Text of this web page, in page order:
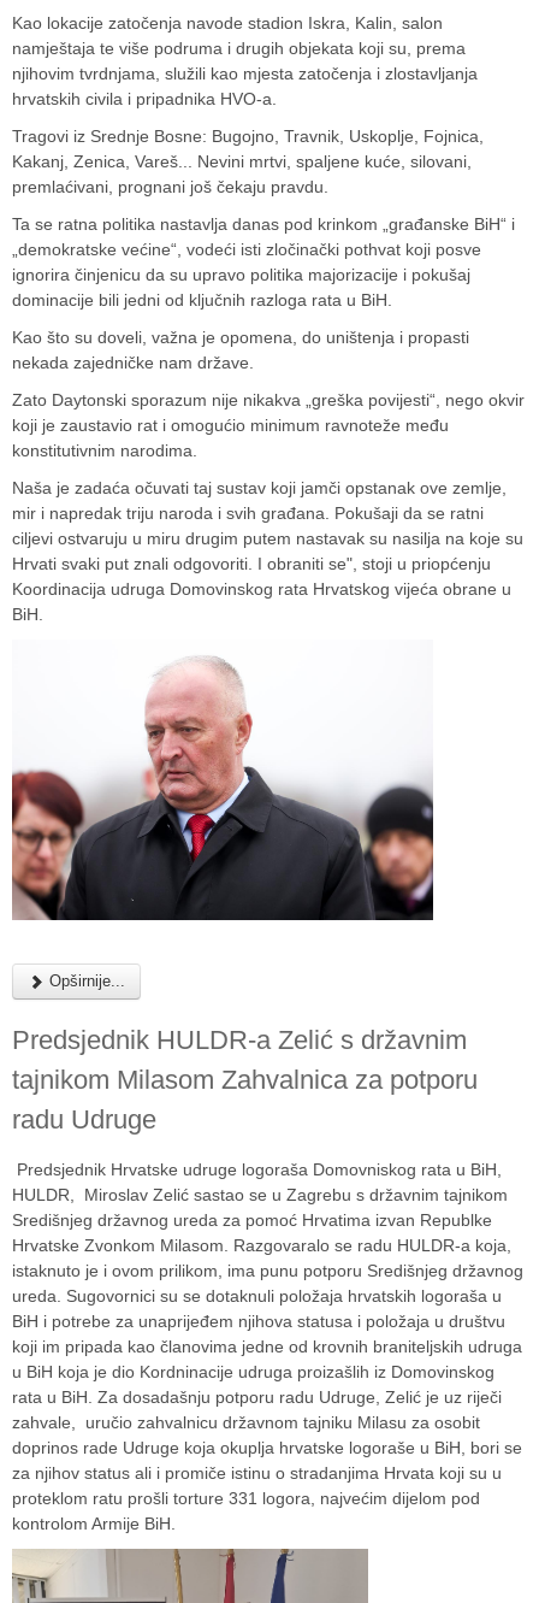
Kao lokacije zatočenja navode stadion Iskra, Kalin, salon
namještaja te više podruma i drugih objekata koji su, prema
njihovim tvrdnjama, služili kao mjesta zatočenja i zlostavljanja
hrvatskih civila i pripadnika HVO-a.
Tragovi iz Srednje Bosne: Bugojno, Travnik, Uskoplje, Fojnica,
Kakanj, Zenica, Vareš... Nevini mrtvi, spaljene kuće, silovani,
premlaćivani, prognani još čekaju pravdu.
Ta se ratna politika nastavlja danas pod krinkom „građanske BiH“ i
„demokratske većine“, vodeći isti zločinački pothvat koji posve
ignorira činjenicu da su upravo politika majorizacije i pokušaj
dominacije bili jedni od ključnih razloga rata u BiH.
Kao što su doveli, važna je opomena, do uništenja i propasti
nekada zajedničke nam države.
Zato Daytonski sporazum nije nikakva „greška povijesti“, nego okvir
koji je zaustavio rat i omogućio minimum ravnoteže među
konstitutivnim narodima.
Naša je zadaća očuvati taj sustav koji jamči opstanak ove zemlje,
mir i napredak triju naroda i svih građana. Pokušaji da se ratni
ciljevi ostvaruju u miru drugim putem nastavak su nasilja na koje su
Hrvati svaki put znali odgovoriti. I obraniti se", stoji u priopćenju
Koordinacija udruga Domovinskog rata Hrvatskog vijeća obrane u
BiH.
Opširnije...
Predsjednik HULDR-a Zelić s državnim
tajnikom Milasom Zahvalnica za potporu
radu Udruge
Predsjednik Hrvatske udruge logoraša Domovniskog rata u BiH,
HULDR, Miroslav Zelić sastao se u Zagrebu s državnim tajnikom
Središnjeg državnog ureda za pomoć Hrvatima izvan Republke
Hrvatske Zvonkom Milasom. Razgovaralo se radu HULDR-a koja,
istaknuto je i ovom prilikom, ima punu potporu Središnjeg državnog
ureda. Sugovornici su se dotaknuli položaja hrvatskih logoraša u
BiH i potrebe za unaprijeđem njihova statusa i položaja u društvu
koji im pripada kao članovima jedne od krovnih braniteljskih udruga
u BiH koja je dio Kordninacije udruga proizašlih iz Domovinskog
rata u BiH. Za dosadašnju potporu radu Udruge, Zelić je uz riječi
zahvale, uručio zahvalnicu državnom tajniku Milasu za osobit
doprinos rade Udruge koja okuplja hrvatske logoraše u BiH, bori se
za njihov status ali i promiče istinu o stradanjima Hrvata koji su u
proteklom ratu prošli torture 331 logora, najvećim dijelom pod
kontrolom Armije BiH.